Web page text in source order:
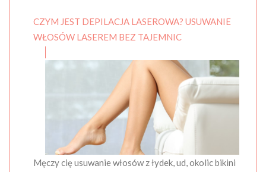
CZYM JEST DEPILACJA LASEROWA? USUWANIE
WŁOSÓW LASEREM BEZ TAJEMNIC
Męczy cię usuwanie włosów z łydek, ud, okolic bikini